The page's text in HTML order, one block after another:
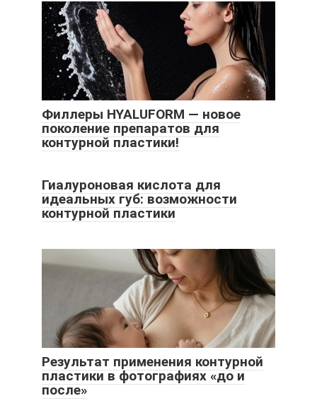
Филлеры HYALUFORM — новое
поколение препаратов для
контурной пластики!
Гиалуроновая кислота для
идеальных губ: возможности
контурной пластики
Результат применения контурной
пластики в фотографиях «до и
после»